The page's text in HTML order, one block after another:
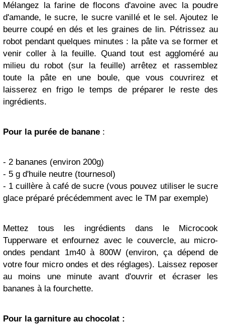
Mélangez la farine de flocons d'avoine avec la poudre
d'amande, le sucre, le sucre vanillé et le sel. Ajoutez le
beurre coupé en dés et les graines de lin. Pétrissez au
robot pendant quelques minutes : la pâte va se former et
venir coller à la feuille. Quand tout est aggloméré au
milieu du robot (sur la feuille) arrêtez et rassemblez
toute la pâte en une boule, que vous couvrirez et
laisserez en frigo le temps de préparer le reste des
ingrédients.
Pour la purée de banane :
- 2 bananes (environ 200g)
- 5 g d'huile neutre (tournesol)
- 1 cuillère à café de sucre (vous pouvez utiliser le sucre
glace préparé précédemment avec le TM par exemple)
Mettez tous les ingrédients dans le Microcook
Tupperware et enfournez avec le couvercle, au micro-
ondes pendant 1m40 à 800W (environ, ça dépend de
votre four micro ondes et des réglages). Laissez reposer
au moins une minute avant d'ouvrir et écraser les
bananes à la fourchette.
Pour la garniture au chocolat :